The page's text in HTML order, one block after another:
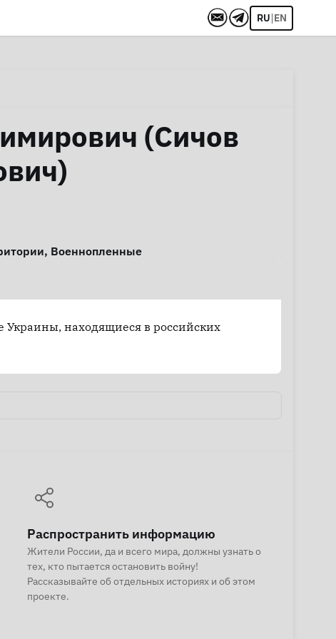
RU|EN
(Сичов
, Военнопленные
находящиеся в российских
Распространить информацию
Жители России, да и всего мира, должны узнать о
тех, кто пытается остановить войну!
Рассказывайте об отдельных историях и об этом
проекте.